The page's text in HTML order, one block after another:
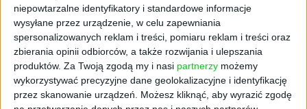
niepowtarzalne identyfikatory i standardowe informacje
wysyłane przez urządzenie, w celu zapewniania
spersonalizowanych reklam i treści, pomiaru reklam i treści oraz
zbierania opinii odbiorców, a także rozwijania i ulepszania
produktów. Za Twoją zgodą my i nasi partnerzy możemy
wykorzystywać precyzyjne dane geolokalizacyjne i identyfikację
przez skanowanie urządzeń. Możesz kliknąć, aby wyrazić zgodę
przemysłowiec Seweryn Loewenstein, dzięki
czemu przez dziesięciolecia firma będzie
nosiła nazwę Towarzystwo Przemysłowe
Zakładów Mechanicznych Lilpop, Rau i
Loewenstein Spółka Akcyjna. Ale warszawiacy
i tak będą o niej mówili po prostu „Lilpop”.